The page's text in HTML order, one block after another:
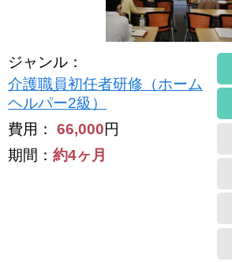
ジャンル ：
介護職員初任者研修（ホーム
ヘルパー2級）
費用： 66,000円
期間： 約4ヶ月